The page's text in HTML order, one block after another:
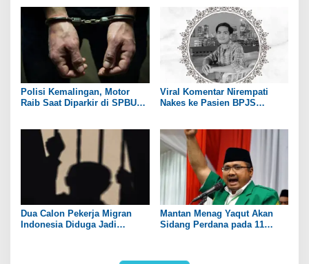
Polisi Kemalingan, Motor
Raib Saat Diparkir di SPBU
Viral Komentar Nirempati
Nakes ke Pasien BPJS
Dua Calon Pekerja Migran
Indonesia Diduga Jadi
Mantan Menag Yaqut Akan
Sidang Perdana pada 11